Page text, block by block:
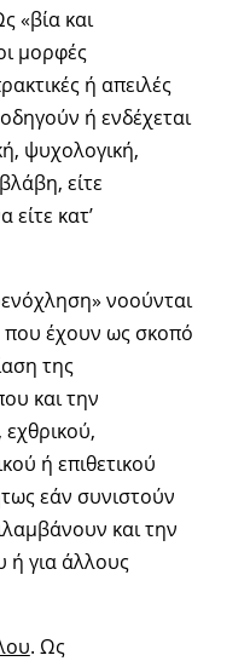
«βία και
μορφές
ή απειλές
ή ενδέχεται
ψυχολογική,
είτε
κατ’
νοούνται
που έχουν ως σκοπό
της
και την
εχθρικού,
ή επιθετικού
εάν συνιστούν
και την
για άλλους
. Ως